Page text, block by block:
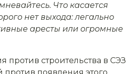
Что касается
нет выхода: легально
аресты или огромные
против строительства в СЭЗ